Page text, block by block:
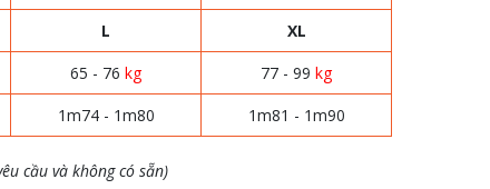
L
XL
65 - 76kg 77 - 99kg
1m74 - 1m80 1m81 - 1m90
cầu và không có sẵn)